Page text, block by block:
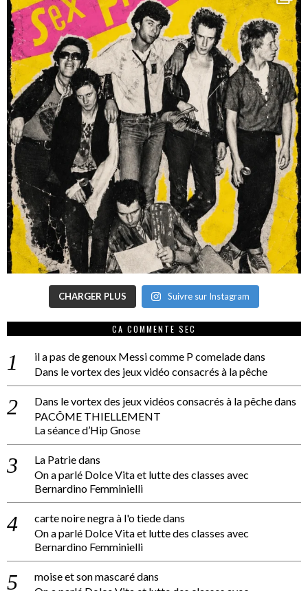
CHARGER PLUS Suivre sur Instagram
CA COMMENTE SEC
il a pas de genoux Messi comme P comeladedans
Dans le vortex des jeux vidéo consacrés à la pêche
Dans le vortex des jeux vidéos consacrés à la pêchedans
PACÔME THIELLEMENT
La séance d’Hip Gnose
La Patriedans
On a parlé Dolce Vita et lutte des classes avec
Bernardino Femminielli
carte noire negra à l'o tiededans
On a parlé Dolce Vita et lutte des classes avec
Bernardino Femminielli
moise et son mascarédans